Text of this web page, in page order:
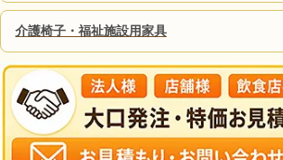
介護椅子・福祉施設用家具